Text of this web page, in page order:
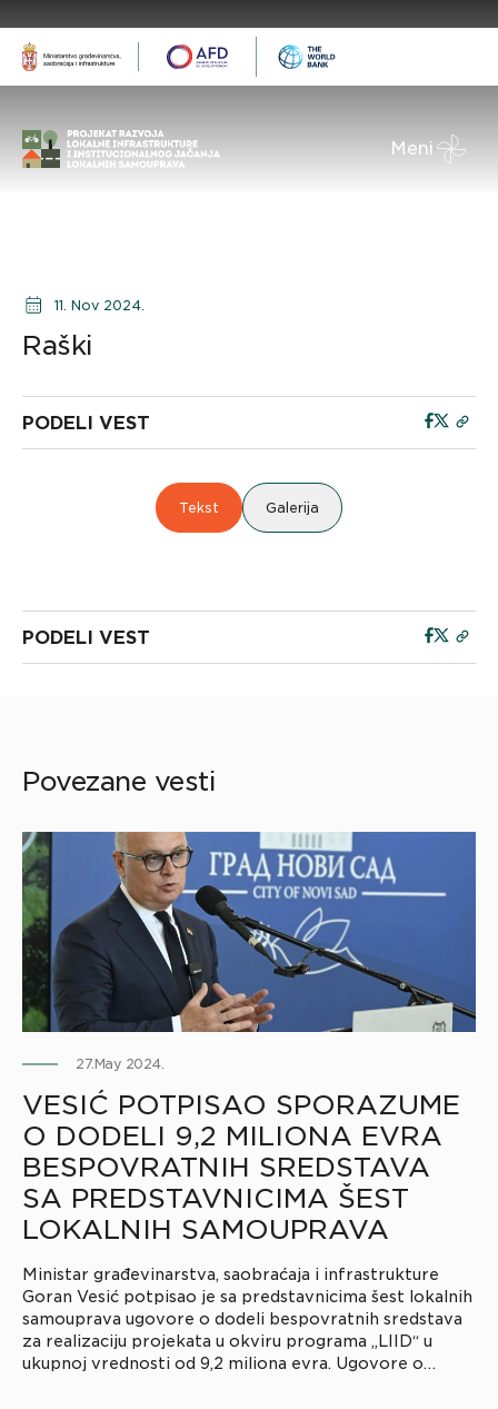
Meni
11. Nov 2024.
Raški
PODELI VEST
Tekst Galerija
PODELI VEST
Povezane vesti
27.May 2024.
VESIĆ POTPISAO SPORAZUME
O DODELI 9,2 MILIONA EVRA
BESPOVRATNIH SREDSTAVA
SA PREDSTAVNICIMA ŠEST
LOKALNIH SAMOUPRAVA
Ministar građevinarstva, saobraćaja i infrastrukture
Goran Vesić potpisao je sa predstavnicima šest lokalnih
samouprava ugovore o dodeli bespovratnih sredstava
za realizaciju projekata u okviru programa „LIID“ u
ukupnoj vrednosti od 9,2 miliona evra. Ugovore o